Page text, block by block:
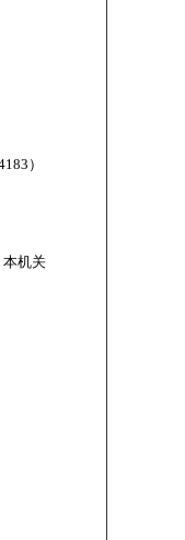
）
本机关